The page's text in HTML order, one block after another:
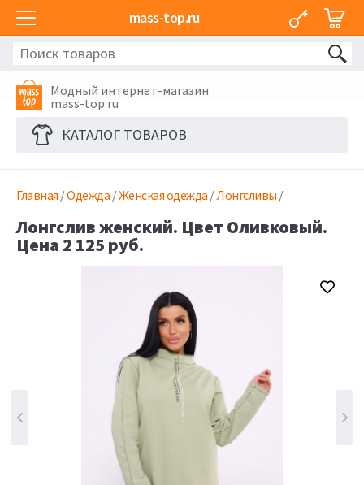
mass-top.ru
Модный интернет-магазин
mass-top.ru
КАТАЛОГ ТОВАРОВ
Главная /Одежда /Женская одежда /Лонгсливы /
Лонгслив женский. Цвет Оливковый.
Цена 2 125 руб.